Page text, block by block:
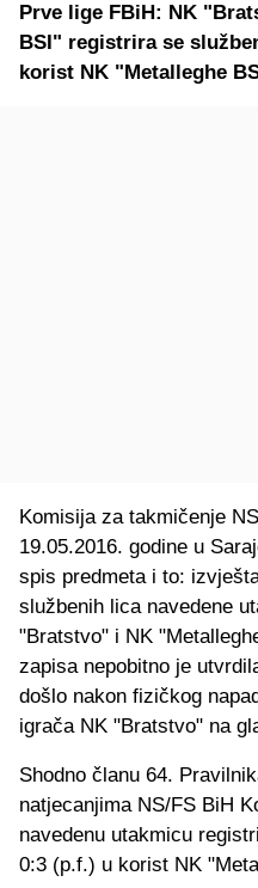
Prve lige FBiH: NK
BSI" registrira se
korist NK "Metalleghe
Komisija za takmičenje
19.05.2016. godine u
spis predmeta i to:
službenih lica navedene
"Bratstvo" i NK
zapisa nepobitno je
došlo nakon fizičkog
igrača NK "Bratstvo" na
Shodno članu 64.
natjecanjima NS/FS BiH
navedenu utakmicu
0:3 (p.f.) u korist NK